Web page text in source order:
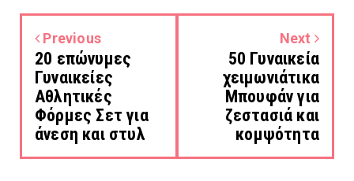
Previous
20 επώνυμες
Γυναικείες
Αθλητικές
Φόρμες Σετ για
άνεση και στυλ
Next
50 Γυναικεία
χειμωνιάτικα
Μπουφάν για
ζεστασιά και
κομψότητα